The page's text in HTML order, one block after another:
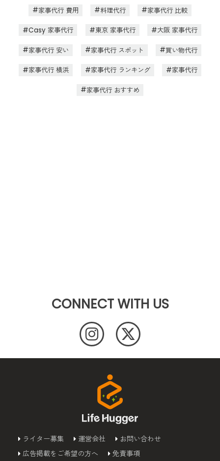
家事代行 費用 料理代行 家事代行 比較
Casy 家事代行 東京 家事代行 大阪 家事代行
家事代行 安い 家事代行 スポット 買い物代行
家事代行 横浜 家事代行 ランキング 家事代行
家事代行 おすすめ
CONNECT WITH US
ライター募集 運営会社
お問い合わせ
広告掲載をご希望の方へ
免責事項